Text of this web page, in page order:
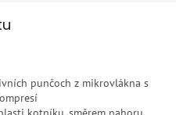
punčoch z mikrovlákna s